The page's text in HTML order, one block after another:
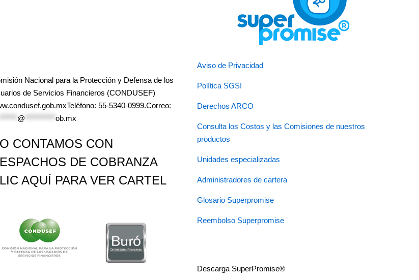
Nacional para la Protección y Defensa de los
de Servicios Financieros (CONDUSEF)
55-5340-0999.Correo:
@ ob.mx
CONTAMOS CON
DE COBRANZA
AQUÍ PARA VER CARTEL
Aviso de Privacidad
Política SGSI
Derechos ARCO
Consulta los Costos y las Comisiones de nuestros
productos
Unidades especializadas
Administradores de cartera
Glosario Superpromise
Reembolso Superpromise
Descarga SuperPromise®